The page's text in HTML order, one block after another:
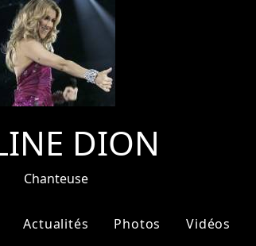
DION
Chanteuse
Actualités Photos Vidéos